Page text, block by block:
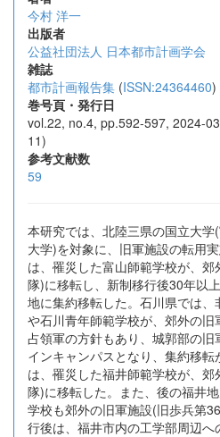
今村 洋一
出版者
公益社団法人 日本都市計画学会
雑誌
都市計画報告集 (ISSN:24364460)
巻号頁・発行日
vol.22, no.4, pp.592-597, 2024-
11)
参考文献数
59
本研究では、北陸三県の国立大
大学)を対象に、旧軍施設の転用
は、罹災した富山師範学校が、
隊)に移転し、新制移行後30年以
地に集約移転した。石川県では
や石川青年師範学校が、郊外の旧
占領軍の方針もあり、城郭部の
インキャンパスとなり、集約移
は、罹災した福井師範学校が、
隊)に移転した。また、後の福井
学校も郊外の旧軍施設(旧歩兵第
行後は、福井市内の工学部周辺へ